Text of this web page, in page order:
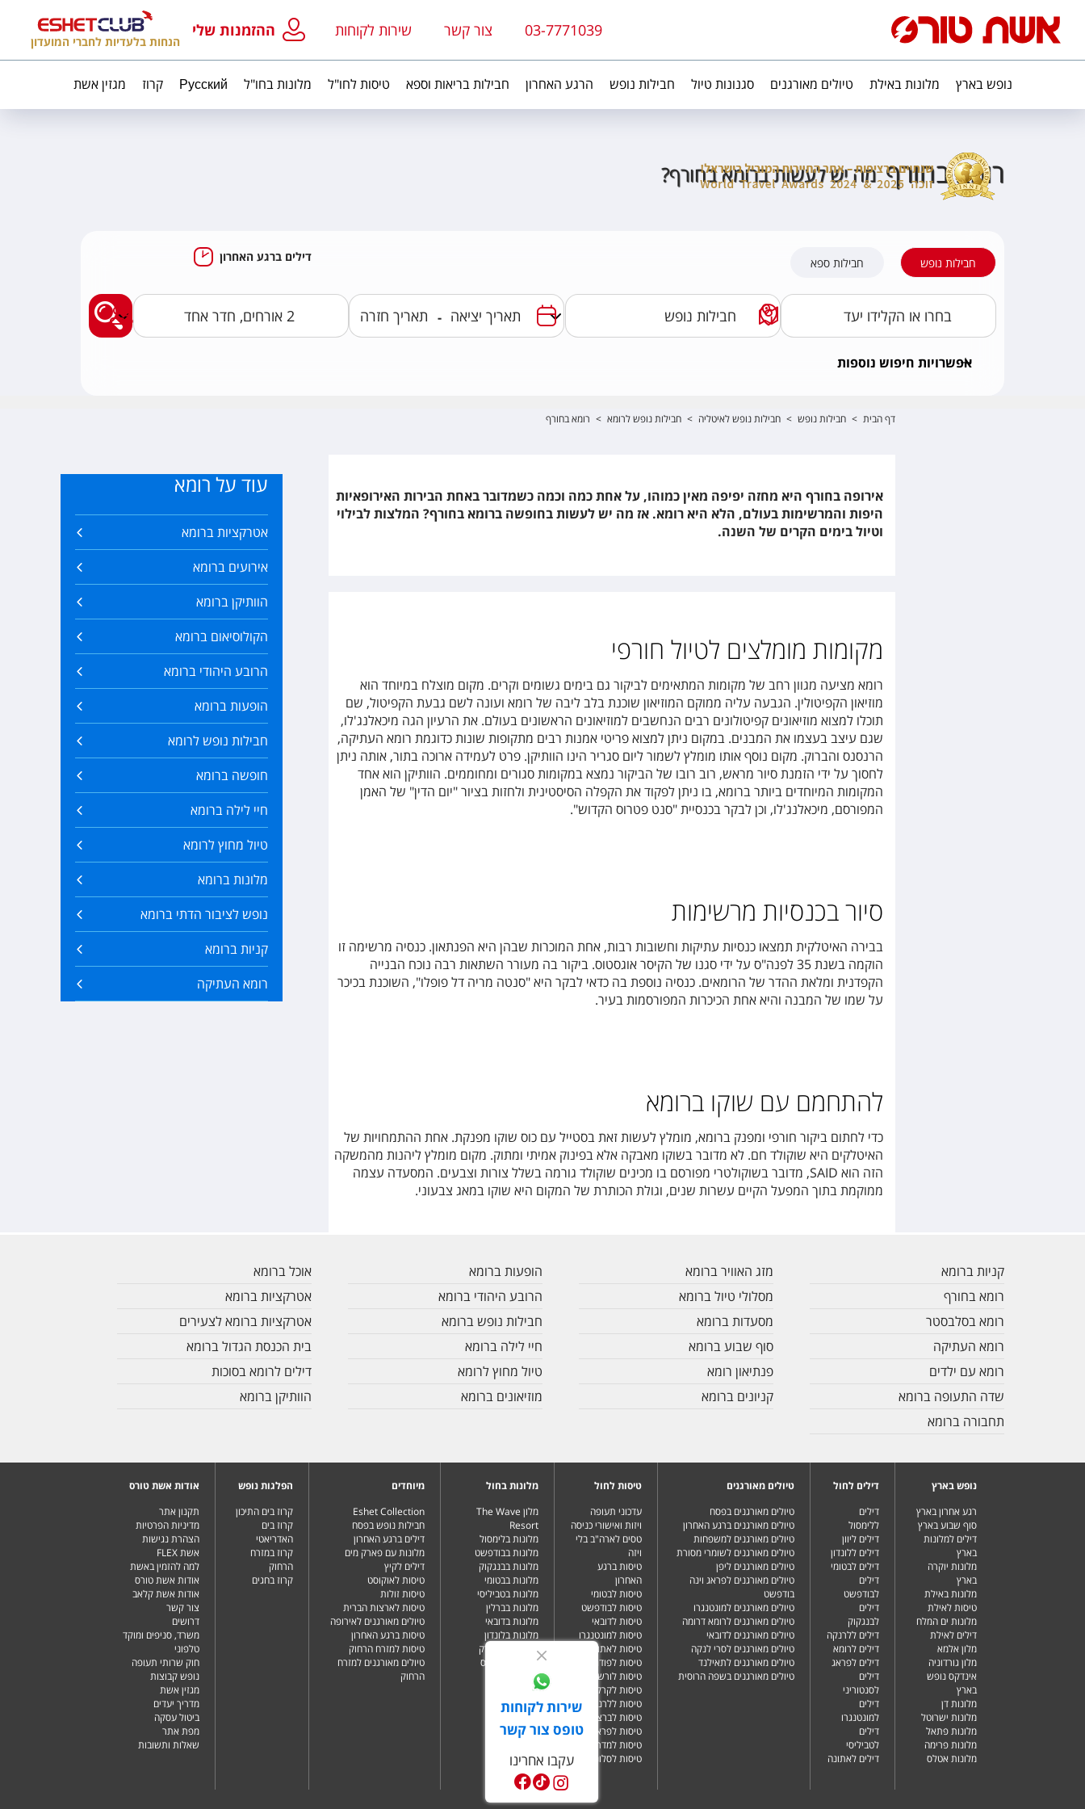
03-7771039 צור קשר שירות לקוחות ההזמנות שלי
הנחות בלעדיות לחברי המועדון
נופש בארץ מלונות באילת טיולים מאורגנים סגנונות טיול חבילות נופש הרגע האחרון חבילות בריאות וספא טיסות לחו"ל מלונות בחו"ל Русский קרוז מגזין אשת
שירות לקוחות
טופס צור קשר
עקבו אחרינו
רומא בחורף מה יש לעשות ברומא בחורף?
חבילות נופש חבילות ספא דילים ברגע האחרון
-
מצאו לי חבילות
אפשרויות חיפוש נוספות
דף הבית > חבילות נופש > חבילות נופש לאיטליה > חבילות נופש לרומא > רומא בחורף
אירופה בחורף היא מחזה יפיפה מאין כמוהו, על אחת כמה וכמה כשמדובר באחת הבירות האירופאיות
היפות והמרשימות בעולם, הלא היא רומא. אז מה יש לעשות בחופשה ברומא בחורף? המלצות לבילוי
וטיול בימים הקרים של השנה.
מקומות מומלצים לטיול חורפי
רומא מציעה מגוון רחב של מקומות המתאימים לביקור גם בימים גשומים וקרים. מקום מוצלח במיוחד הוא
מוזיאון הקפיטולין. הגבעה עליה ממוקם המוזיאון שוכנת בלב ליבה של רומא ועונה לשם גבעת הקפיטול, שם
תוכלו למצוא מוזיאונים קפיטולונים רבים הנחשבים למוזיאונים הראשונים בעולם. את הרעיון הגה מיכאלנג'לו,
שגם עיצב בעצמו את המבנים. במקום ניתן למצוא פריטי אמנות רבים מתקופות שונות כדוגמת רומא העתיקה,
הרנסנס והברוק. מקום נוסף אותו מומלץ לשמור ליום סגריר הינו הוותיקן. פרט לעמידה ארוכה בתור, אותה ניתן
לחסוך על ידי הזמנת סיור מראש, רוב רובו של הביקור נמצא במקומות סגורים ומחוממים. הוותיקן הוא אחד
המקומות המיוחדים ביותר ברומא, בו ניתן לפקוד את הקפלה הסיסטינית ולחזות בציור "יום הדין" של האמן
המפורסם, מיכאלנג'לו, וכן לבקר בכנסיית "סנט פטרוס הקדוש".
סיור בכנסיות מרשימות
בבירה האיטלקית תמצאו כנסיות עתיקות וחשובות רבות, אחת המוכרות שבהן היא הפנתאון. כנסיה מרשימה זו
הוקמה בשנת 35 לפנה"ס על ידי סגנו של הקיסר אוגסטוס. ביקור בה מעורר השתאות רבה נוכח הבנייה
הקפדנית ומלאת ההדר של הרומאים. כנסיה נוספת בה כדאי לבקר היא "סנטה מריה דל פופלו", השוכנת בכיכר
על שמו של המבנה והיא אחת הכיכרות המפורסמות בעיר.
להתחמם עם שוקו ברומא
כדי לחתום ביקור חורפי ומפנק ברומא, מומלץ לעשות זאת בסטייל עם כוס שוקו מפנקת. אחת ההתמחויות של
האיטלקים היא שוקולד חם. לא מדובר בשוקו מאבקה אלא בפינוק אמיתי ומתוק. מקום מומלץ ליהנות מהמשקה
הזה הוא SAID, מדובר בשוקולטרי מפורסם בו מכינים שוקולד גורמה בשלל צורות וצבעים. המסעדה עצמה
ממוקמת בתוך המפעל הקיים עשרות שנים, וגולת הכותרת של המקום היא שוקו במאג צבעוני.
עוד על רומא
אטרקציות ברומא
אירועים ברומא
הוותיקן ברומא
הקולוסיאום ברומא
הרובע היהודי ברומא
הופעות ברומא
חבילות נופש לרומא
חופשה ברומא
חיי לילה ברומא
טיול מחוץ לרומא
מלונות ברומא
נופש לציבור הדתי ברומא
קניות ברומא
רומא העתיקה
קניות ברומא
רומא בחורף
רומא בסלבסטר
רומא העתיקה
רומא עם ילדים
שדה התעופה ברומא
תחבורה ברומא
מזג האוויר ברומא
מסלולי טיול ברומא
מסעדות ברומא
סוף שבוע ברומא
פנתיאון רומא
קניונים ברומא
הופעות ברומא
הרובע היהודי ברומא
חבילות נופש ברומא
חיי לילה ברומא
טיול מחוץ לרומא
מוזיאונים ברומא
אוכל ברומא
אטרקציות ברומא
אטרקציות ברומא לצעירים
בית הכנסת הגדול ברומא
דילים לרומא בסוכות
הוותיקן ברומא
נופש בארץ
רגע אחרון בארץ
סוף שבוע בארץ
דילים למלונות
בארץ
מלונות יוקרה
בארץ
מלונות באילת
טיסות לאילת
מלונות ים המלח
דילים לאילת
מלון אלמא
מלון גורדוניה
אינדקס נופש
בארץ
מלונות דן
מלונות ישרוטל
מלונות פתאל
מלונות פרימה
מלונות אטלס
דילים לחול
דילים
ללימסול
דילים ליוון
דילים ללונדון
דילים לבטומי
דילים
לבודפשט
דילים
לבנגקוק
דילים ללרנקה
דילים לרומא
דילים לפראג
דילים
לסנטוריני
דילים
למונטנגרו
דילים
לטביליסי
דילים לאתונה
טיולים מאורגנים
טיולים מאורגנים בפסח
טיולים מאורגנים ברגע האחרון
טיולים מאורגנים למשפחות
טיולים מאורגנים לשומרי מסורת
טיולים מאורגנים ליפן
טיולים מאורגנים לפראג וינה
בודפשט
טיולים מאורגנים למונטנגרו
טיולים מאורגנים לרומא דרומה
טיולים מאורגנים לדובאי
טיולים מאורגנים לסרי לנקה
טיולים מאורגנים לתאילנד
טיולים מאורגנים בשפה הרוסית
טיסות לחול
עדכוני תעופה
ויזות ואישורי כניסה
טסים לארה"ב בלי
ויזה
טיסות ברגע
האחרון
טיסות לבטומי
טיסות לבודפשט
טיסות לדובאי
טיסות למונטנגרו
טיסות לאתונה
טיסות לפודגוריצה
טיסות לורשה
טיסות לקרקוב
טיסות ללרנקה
טיסות לברצלונה
טיסות לפראג
טיסות למדריד
טיסות לסלוניקי
מלונות בחול
מלון The Wave
Resort
מלונות בלימסול
מלונות בבודפשט
מלונות בבנגקוק
מלונות בבטומי
מלונות בטביליסי
מלונות בברלין
מלונות בדובאי
מלונות בלונדון
מלונות בניו יורק
מלונות בפאפוס
מיוחדים
Eshet Collection
חבילות נופש בפסח
דילים ברגע האחרון
מלונות עם פארק מים
דילים לקיץ
טיסות לאוקוסט
טיסות זולות
טיסות לארצות הברית
טיולים מאורגנים לאירופה
טיסות ברגע האחרון
טיסות למזרח הרחוק
טיולים מאורגנים למזרח
הרחוק
הפלגות נופש
קרוז בים התיכון
קרוז בים
האדריאטי
קרוז במזרח
הרחוק
קרוז בחגים
אודות אשת טורס
תקנון אתר
מדיניות הפרטיות
הצהרת נגישות
אשת FLEX
למה להזמין באשת
אודות אשת טורס
אודות אשת קלאב
צור קשר
דרושים
משרד, סניפים ומוקד
טלפוני
חוק שרותי תעופה
נופש קבוצות
מגזין אשת
מדריך יעדים
ביטול עסקה
מפת אתר
שאלות ותשובות